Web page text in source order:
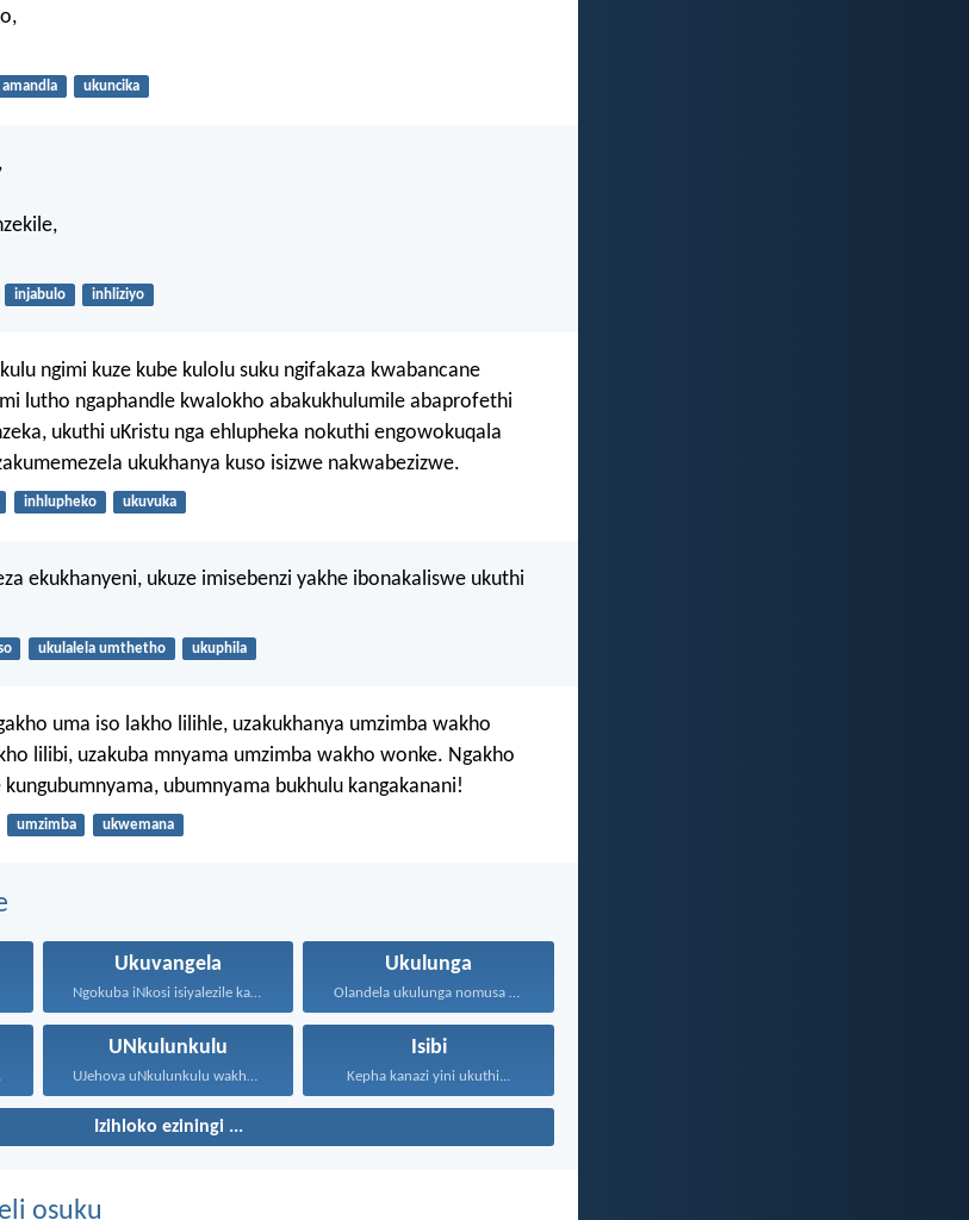
amandla ukuncika
injabulo inhliziyo
ngimi kuze kube kulolu suku ngifakaza kwabancane
lutho ngaphandle kwalokho abakukhulumile abaprofethi
ukuthi uKristu nga ehlupheka nokuthi engowokuqala
ukukhanya kuso isizwe nakwabezizwe.
inhlupheko ukuvuka
ekukhanyeni, ukuze imisebenzi yakhe ibonakaliswe ukuthi
ukulalela umthetho ukuphila
uma iso lakho lilihle, uzakukhanya umzimba wakho
lilibi, uzakuba mnyama umzimba wakho wonke. Ngakho
ubumnyama bukhulu kangakanani!
umzimba ukwemana
Ukuvangela Ukulunga
UNkulunkulu Isibi
Kepha kanazi yini ukuthi...
Izihloko eziningi ...
osuku